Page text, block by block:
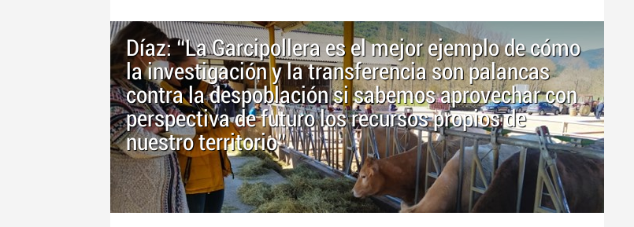
Díaz: “La Garcipollera es el mejor ejemplo de cómo
la investigación y la transferencia son palancas
contra la despoblación si sabemos aprovechar con
perspectiva de futuro los recursos propios de
nuestro territorio”